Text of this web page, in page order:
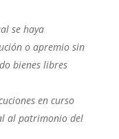
se haya
o apremio sin
bienes libres
en curso
al patrimonio del